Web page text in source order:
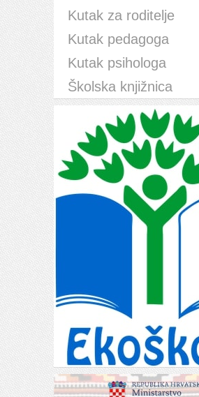
Kutak za roditelje
Kutak pedagoga
Kutak psihologa
Školska knjižnica